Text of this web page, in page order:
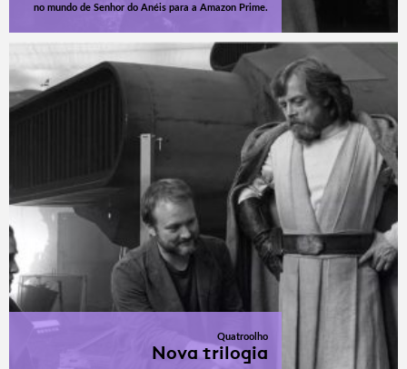
no mundo de Senhor do Anéis para a Amazon Prime.
Quatroolho
Nova trilogia